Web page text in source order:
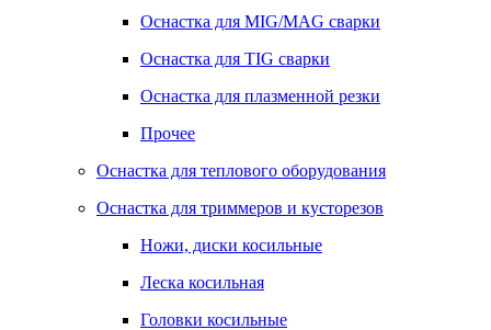
Оснастка для MIG/MAG сварки
Оснастка для TIG сварки
Оснастка для плазменной резки
Прочее
Оснастка для теплового оборудования
Оснастка для триммеров и кусторезов
Ножи, диски косильные
Леска косильная
Головки косильные